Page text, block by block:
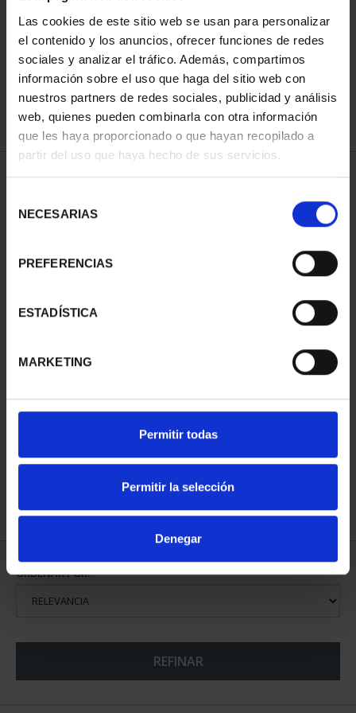
Las cookies de este sitio web se usan para personalizar
el contenido y los anuncios, ofrecer funciones de redes
sociales y analizar el tráfico. Además, compartimos
información sobre el uso que haga del sitio web con
nuestros partners de redes sociales, publicidad y análisis
web, quienes pueden combinarla con otra información
que les haya proporcionado o que hayan recopilado a
partir del uso que haya hecho de sus servicios.
NECESARIAS
PREFERENCIAS
ESTADÍSTICA
MARKETING
Permitir todas
Permitir la selección
Denegar
ORDENAR POR:
REFINAR
2 Productos encontrados
NACIONAL II - PALACIO
REAL DE...
- ALCALÁ DE HENARES
73,00 €
ORDENAR POR: